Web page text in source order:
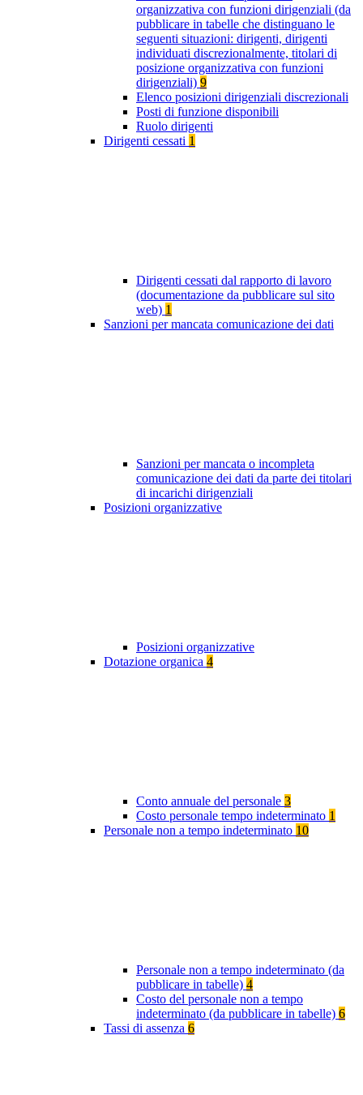
organizzativa con funzioni dirigenziali (da
pubblicare in tabelle che distinguano le
seguenti situazioni: dirigenti, dirigenti
individuati discrezionalmente, titolari di
posizione organizzativa con funzioni
dirigenziali) 9
Elenco posizioni dirigenziali discrezionali
Posti di funzione disponibili
Ruolo dirigenti
Dirigenti cessati 1
Dirigenti cessati dal rapporto di lavoro
(documentazione da pubblicare sul sito
web) 1
Sanzioni per mancata comunicazione dei dati
Sanzioni per mancata o incompleta
comunicazione dei dati da parte dei titolari
di incarichi dirigenziali
Posizioni organizzative
Posizioni organizzative
Dotazione organica 4
Conto annuale del personale 3
Costo personale tempo indeterminato 1
Personale non a tempo indeterminato 10
Personale non a tempo indeterminato (da
pubblicare in tabelle) 4
Costo del personale non a tempo
indeterminato (da pubblicare in tabelle) 6
Tassi di assenza 6